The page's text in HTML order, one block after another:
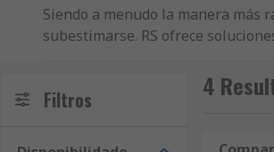
Siendo a menudo la manera más
subestimarse. RS ofrece
aerosolTambién conocidas
utilizan un aerosol para
obras.Pintura de
Filtros 4